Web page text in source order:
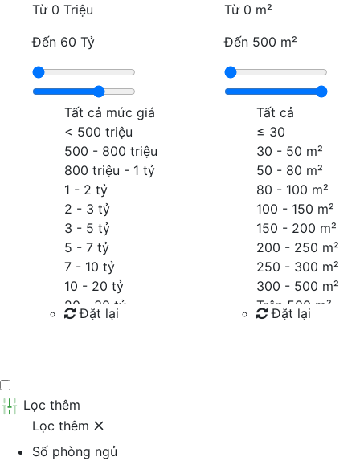
Từ 0 Triệu
Đến 60 Tỷ
Tất cả mức giá
< 500 triệu
500 - 800 triệu
800 triệu - 1 tỷ
1 - 2 tỷ
2 - 3 tỷ
3 - 5 tỷ
5 - 7 tỷ
7 - 10 tỷ
10 - 20 tỷ
20 - 30 tỷ
30 - 40 tỷ
Đặt lại
Từ 0 m²
Đến 500 m²
Tất cả
≤ 30
30 - 50 m²
50 - 80 m²
80 - 100 m²
100 - 150 m²
150 - 200 m²
200 - 250 m²
250 - 300 m²
300 - 500 m²
Trên 500 m²
Đặt lại
Lọc thêm
Lọc thêm
Số phòng ngủ